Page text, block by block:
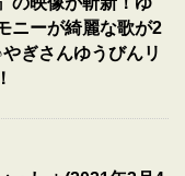
ニーが綺麗な歌が2
ぎさんゆうびんリ